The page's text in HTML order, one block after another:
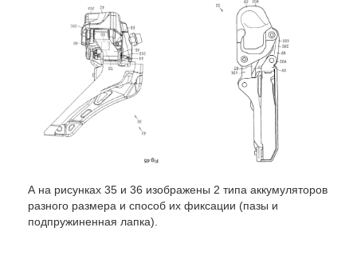
А на рисунках 35 и 36 изображены 2 типа аккумуляторов
разного размера и способ их фиксации (пазы и
подпружиненная лапка).